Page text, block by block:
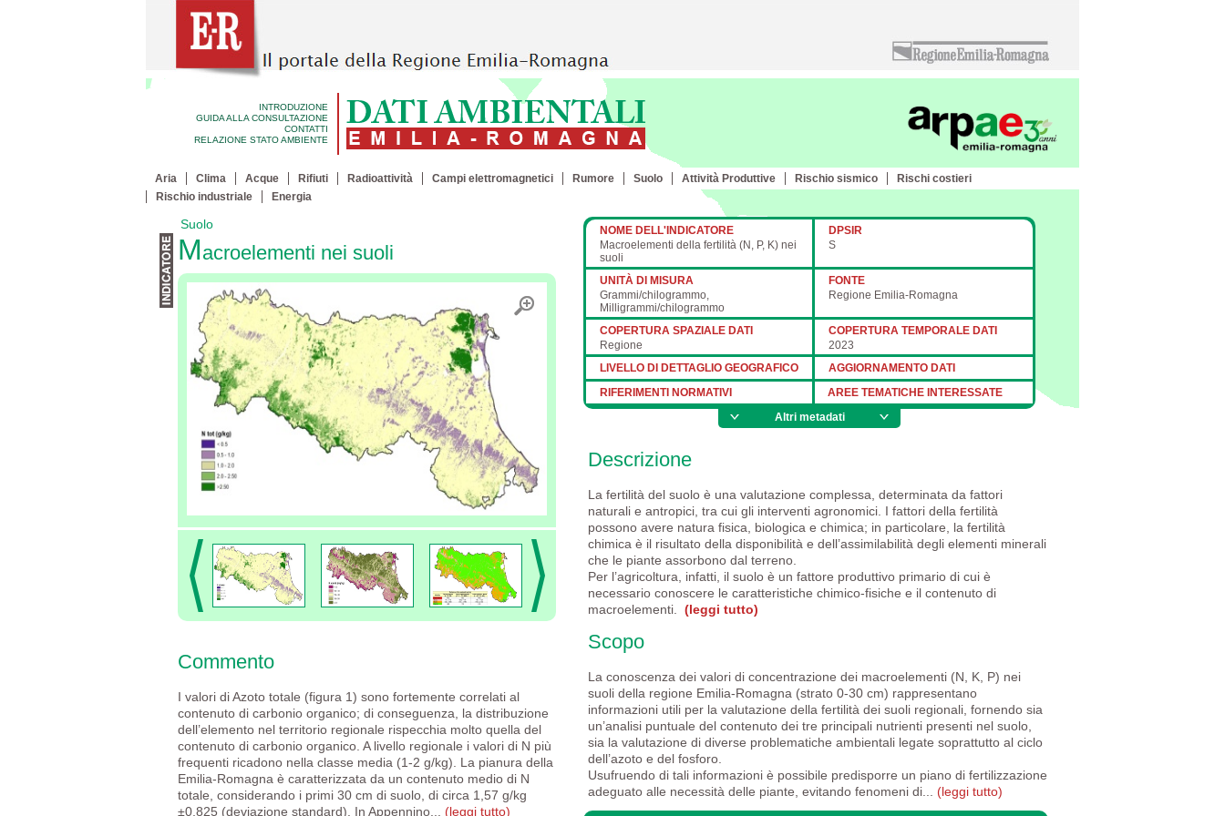
INTRODUZIONE
GUIDA ALLA CONSULTAZIONE
CONTATTI
RELAZIONE STATO AMBIENTE
Aria Clima Acque Rifiuti Radioattività Campi elettromagnetici Rumore Suolo Attività Produttive Rischio sismico
Rischi costieri
Rischio industriale
Energia
Suolo
Macroelementi nei suoli
Commento
I valori di Azoto totale (figura 1) sono fortemente correlati al
contenuto di carbonio organico; di conseguenza, la distribuzione
dell’elemento nel territorio regionale rispecchia molto quella del
contenuto di carbonio organico. A livello regionale i valori di N più
frequenti ricadono nella classe media (1-2 g/kg). La pianura della
Emilia-Romagna è caratterizzata da un contenuto medio di N
totale, considerando i primi 30 cm di suolo, di circa 1,57 g/kg
±0,825 (deviazione standard). In Appennino... (leggi tutto)
NOME DELL'INDICATORE
Macroelementi della fertilità (N, P, K) nei
suoli
DPSIR
S
UNITÀ DI MISURA
Grammi/chilogrammo,
Milligrammi/chilogrammo
FONTE
Regione Emilia-Romagna
COPERTURA SPAZIALE DATI
Regione
COPERTURA TEMPORALE DATI
2023
LIVELLO DI DETTAGLIO GEOGRAFICO
AGGIORNAMENTO DATI
RIFERIMENTI NORMATIVI
AREE TEMATICHE INTERESSATE
METODI DI ELABORAZIONE DATI
Altri metadati
Descrizione
La fertilità del suolo è una valutazione complessa, determinata da fattori
naturali e antropici, tra cui gli interventi agronomici. I fattori della fertilità
possono avere natura fisica, biologica e chimica; in particolare, la fertilità
chimica è il risultato della disponibilità e dell’assimilabilità degli elementi minerali
che le piante assorbono dal terreno.
Per l’agricoltura, infatti, il suolo è un fattore produttivo primario di cui è
necessario conoscere le caratteristiche chimico-fisiche e il contenuto di
macroelementi.
(leggi tutto)
Scopo
La conoscenza dei valori di concentrazione dei macroelementi (N, K, P) nei
suoli della regione Emilia-Romagna (strato 0-30 cm) rappresentano
informazioni utili per la valutazione della fertilità dei suoli regionali, fornendo sia
un’analisi puntuale del contenuto dei tre principali nutrienti presenti nel suolo,
sia la valutazione di diverse problematiche ambientali legate soprattutto al ciclo
dell’azoto e del fosforo.
Usufruendo di tali informazioni è possibile predisporre un piano di fertilizzazione
adeguato alle necessità delle piante, evitando fenomeni di... (leggi tutto)